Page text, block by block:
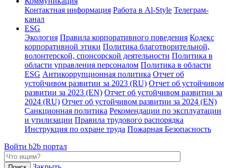
Контактная информация Работа в Al-Style Телеграм-
канал
ESG
Экология Правила корпоративного поведения Кодекс
корпоративной этики Политика благотворительной,
волонтерской, спонсорской деятельности Политика в
области управления персоналом Политика в области
ESG Антикоррупционная политика Отчет об
устойчивом развитии за 2023 (RU) Отчет об устойчивом
развитии за 2023 (EN) Отчет об устойчивом развитии за
2024 (RU) Отчет об устойчивом развитии за 2024 (EN)
Санкционная политика Рекомендации по эксплуатации
и утилизации Правила трудового распорядка
Инструкция по охране труда Пожарная Безопасность
Войти b2b портал